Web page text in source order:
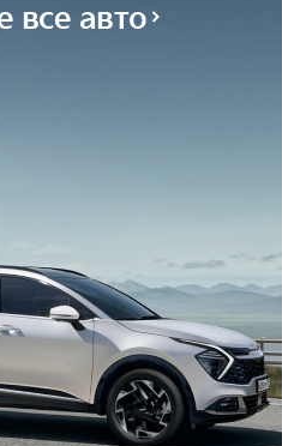
все авто